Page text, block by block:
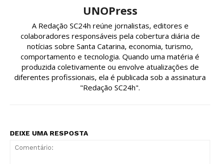
UNOPress
A Redação SC24h reúne jornalistas, editores e
colaboradores responsáveis pela cobertura diária de
notícias sobre Santa Catarina, economia, turismo,
comportamento e tecnologia. Quando uma matéria é
produzida coletivamente ou envolve atualizações de
diferentes profissionais, ela é publicada sob a assinatura
"Redação SC24h".
DEIXE UMA RESPOSTA